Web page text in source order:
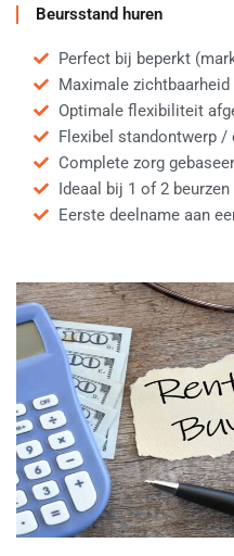
Beursstand huren
Perfect bij beperkt
Maximale zichtbaarheid
Optimale flexibiliteit
Flexibel standontwerp /
Complete zorg
Ideaal bij 1 of 2 beurzen
Eerste deelname aan